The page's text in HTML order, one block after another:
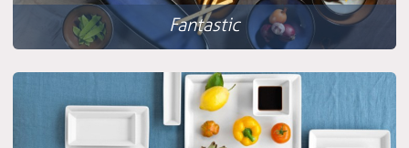
Fantastic